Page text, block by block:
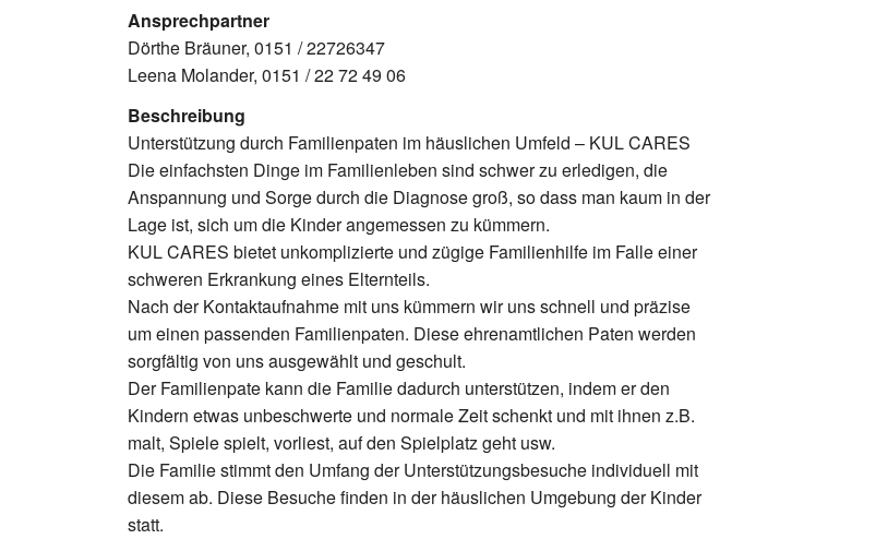
Ansprechpartner
Dörthe Bräuner, 0151 / 22726347
Leena Molander, 0151 / 22 72 49 06
Beschreibung
Unterstützung durch Familienpaten im häuslichen Umfeld – KUL CARES
Die einfachsten Dinge im Familienleben sind schwer zu erledigen, die
Anspannung und Sorge durch die Diagnose groß, so dass man kaum in der
Lage ist, sich um die Kinder angemessen zu kümmern.
KUL CARES bietet unkomplizierte und zügige Familienhilfe im Falle einer
schweren Erkrankung eines Elternteils.
Nach der Kontaktaufnahme mit uns kümmern wir uns schnell und präzise
um einen passenden Familienpaten. Diese ehrenamtlichen Paten werden
sorgfältig von uns ausgewählt und geschult.
Der Familienpate kann die Familie dadurch unterstützen, indem er den
Kindern etwas unbeschwerte und normale Zeit schenkt und mit ihnen z.B.
malt, Spiele spielt, vorliest, auf den Spielplatz geht usw.
Die Familie stimmt den Umfang der Unterstützungsbesuche individuell mit
diesem ab. Diese Besuche finden in der häuslichen Umgebung der Kinder
statt.